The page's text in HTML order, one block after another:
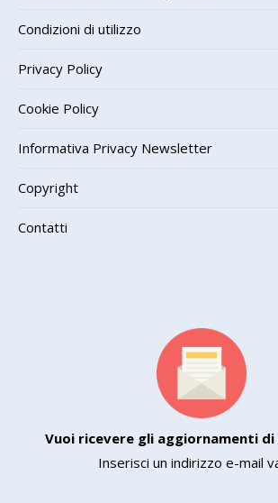
Condizioni di utilizzo
Privacy Policy
Cookie Policy
Informativa Privacy Newsletter
Copyright
Contatti
Vuoi ricevere gli aggiornamenti
Inserisci un indirizzo e-mail